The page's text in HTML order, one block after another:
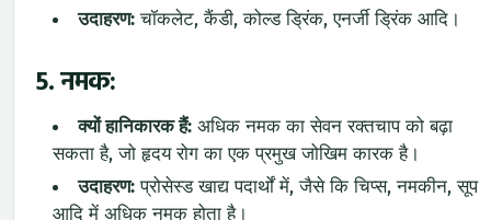
उदाहरण:चॉकलेट, कैंडी, कोल्ड ड्रिंक, एनर्जी ड्रिंक आदि।
5.नमक:
क्यों हानिकारक हैं: अधिक नमक का सेवन रक्तचाप को बढ़ा
सकता है, जो हृदय रोग का एक प्रमुख जोखिम कारक है।
उदाहरण:प्रोसेस्ड खाद्य पदार्थों में, जैसे कि चिप्स, नमकीन, सूप
आदि में अधिक नमक होता है।